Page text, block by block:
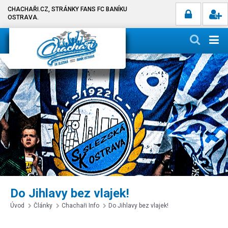
CHACHAŘI.CZ, STRÁNKY FANS FC BANÍKU
OSTRAVA.
Do Jihlavy bez vlajek!
Úvod Články Chachaři Info Do Jihlavy bez vlajek!